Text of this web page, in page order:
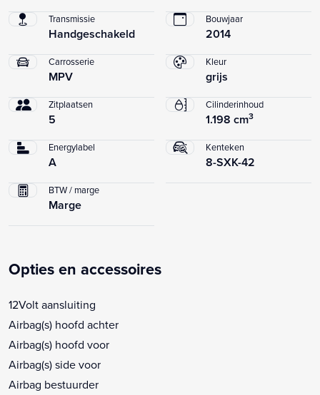
Transmissie
Handgeschakeld
Bouwjaar
2014
Carrosserie
MPV
Kleur
grijs
Zitplaatsen
5
Cilinderinhoud
1.198 cm3
Energylabel
A
Kenteken
8-SXK-42
BTW / marge
Marge
Opties en accessoires
12Volt aansluiting
Airbag(s) hoofd achter
Airbag(s) hoofd voor
Airbag(s) side voor
Airbag bestuurder